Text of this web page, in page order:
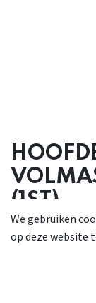
(1ST)
Hoofdband 9992
Login of
We gebruiken
op deze website